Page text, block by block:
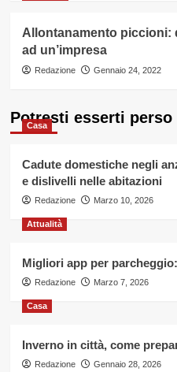
Allontanamento piccioni:
ad un’impresa
Redazione Gennaio 24, 2022
Potresti esserti perso
Casa
Cadute domestiche negli
e dislivelli nelle abitazioni
Redazione Marzo 10, 2026
Attualità
Migliori app per
Redazione Marzo 7, 2026
Casa
Inverno in città, come
Redazione Gennaio 28, 2026